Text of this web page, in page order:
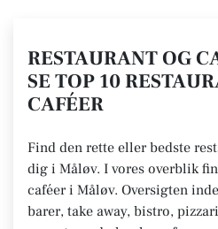
RESTAURANT OG
SE TOP 10
CAFÉER
Find den rette eller bedste
dig i Måløv. I vores overblik
caféer i Måløv. Oversigten
barer, take away, bistro,